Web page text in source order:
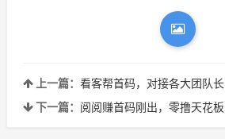
上一篇： 看客帮首码，对接各大团队长
下一篇： 阅阅赚首码刚出，零撸天花板